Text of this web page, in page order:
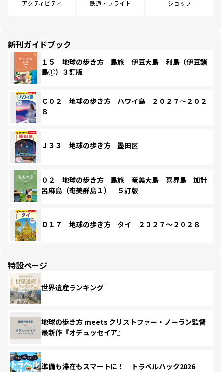
アクティビティ 鉄道・フライト ショップ
新刊ガイドブック
１５ 地球の歩き方 島旅 伊豆大島 利島（伊豆諸
島①）３訂版
Ｃ０２ 地球の歩き方 ハワイ島 ２０２７～２０２
８
Ｊ３３ 地球の歩き方 墨田区
０２ 地球の歩き方 島旅 奄美大島 喜界島 加計
呂麻島（奄美群島１） ５訂版
Ｄ１７ 地球の歩き方 タイ ２０２７～２０２８
特設ページ
世界遺産ランキング
地球の歩き方 meets クリストファー・ノーラン監督
最新作『オデュッセイア』
準備も滞在もスマートに！ トラベルハック2026